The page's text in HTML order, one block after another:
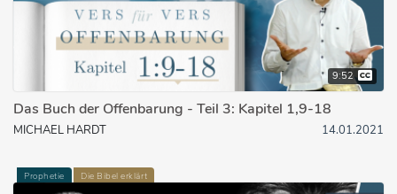
9:52
Das Buch der Offenbarung - Teil 3: Kapitel 1,9-18
MICHAEL HARDT 14.01.2021
Prophetie Die Bibel erklärt